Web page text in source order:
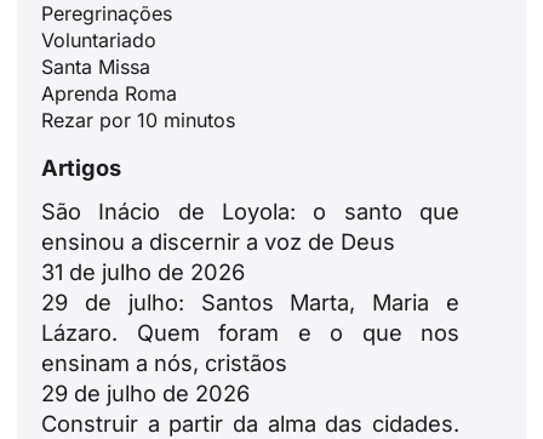
Peregrinações
Voluntariado
Santa Missa
Aprenda Roma
Rezar por 10 minutos
Artigos
São Inácio de Loyola: o santo que
ensinou a discernir a voz de Deus
31 de julho de 2026
29 de julho: Santos Marta, Maria e
Lázaro. Quem foram e o que nos
ensinam a nós, cristãos
29 de julho de 2026
Construir a partir da alma das cidades.